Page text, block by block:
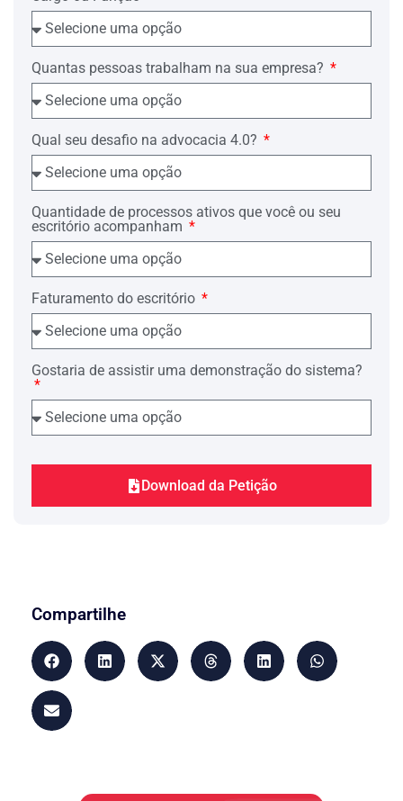
Quantas pessoas trabalham na sua empresa?
Qual seu desafio na advocacia 4.0?
Quantidade de processos ativos que você ou seu
escritório acompanham
Faturamento do escritório
Gostaria de assistir uma demonstração do sistema?
Download da Petição
Compartilhe